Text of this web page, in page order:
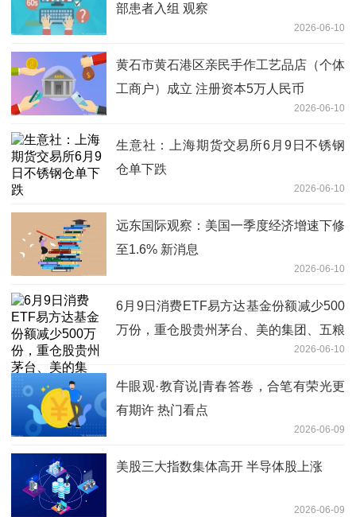
部患者入组 观察
2026-06-10
黄石市黄石港区亲民手作工艺品店（个体
工商户）成立 注册资本5万人民币
2026-06-10
生意社：上海期货交易所6月9日不锈钢
仓单下跌
2026-06-10
远东国际观察：美国一季度经济增速下修
至1.6% 新消息
2026-06-10
6月9日消费ETF易方达基金份额减少500
万份，重仓股贵州茅台、美的集团、五粮
2026-06-10
牛眼观·教育说|青春答卷，合笔有荣光更
有期许 热门看点
2026-06-09
美股三大指数集体高开 半导体股上涨
2026-06-09